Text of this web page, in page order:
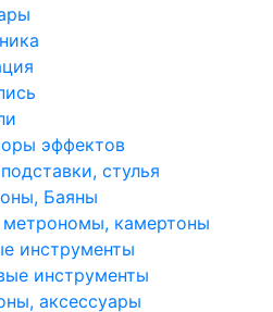
эффектов
стулья
Баяны
камертоны
инструменты
инструменты
аксессуары